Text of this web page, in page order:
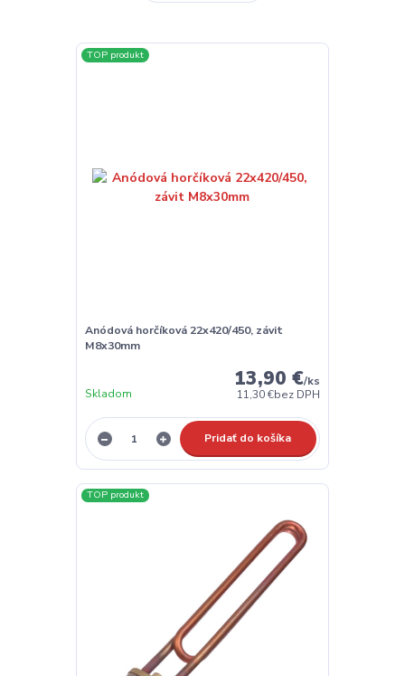
TOP produkt
Anódová horčíková 22x420/450, závit
M8x30mm
13,90 €/ks
11,30 €bez DPH
Skladom
Pridať do košíka
TOP produkt